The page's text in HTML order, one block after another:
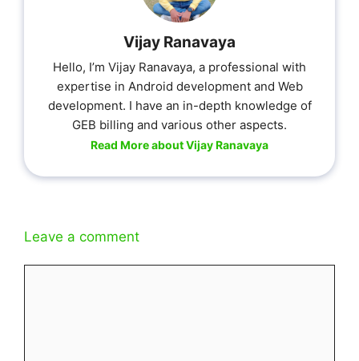
Vijay Ranavaya
Hello, I’m Vijay Ranavaya, a professional with
expertise in Android development and Web
development. I have an in-depth knowledge of
GEB billing and various other aspects.
Read More about Vijay Ranavaya
Leave a comment